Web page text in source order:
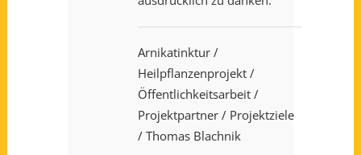
Arnikatinktur /
Heilpflanzenprojekt /
Öffentlichkeitsarbeit /
Projektpartner / Projektziele
/ Thomas Blachnik